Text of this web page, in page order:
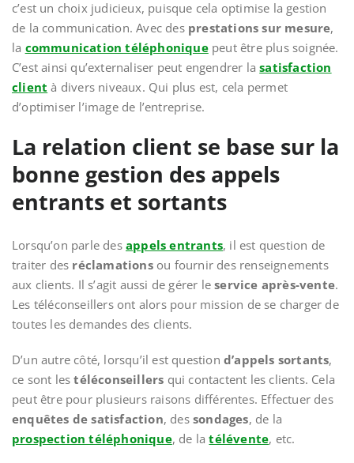
c’est un choix judicieux, puisque cela optimise la gestion
de la communication. Avec des prestations sur mesure,
la communication téléphoniquepeut être plus soignée.
C’est ainsi qu’externaliser peut engendrer lasatisfaction
client à divers niveaux. Qui plus est, cela permet
d’optimiser l’image de l’entreprise.
La relation client se base sur la
bonne gestion des appels
entrants et sortants
Lorsqu’on parle des appels entrants, il est question de
traiter des réclamationsou fournir des renseignements
aux clients. Il s’agit aussi de gérer leservice après-vente.
Les téléconseillers ont alors pour mission de se charger de
toutes les demandes des clients.
D’un autre côté, lorsqu’il est question d’appels sortants,
ce sont lestéléconseillers qui contactent les clients. Cela
peut être pour plusieurs raisons différentes. Effectuer des
enquêtes de satisfaction, dessondages, de la
prospection téléphonique, de latélévente, etc.